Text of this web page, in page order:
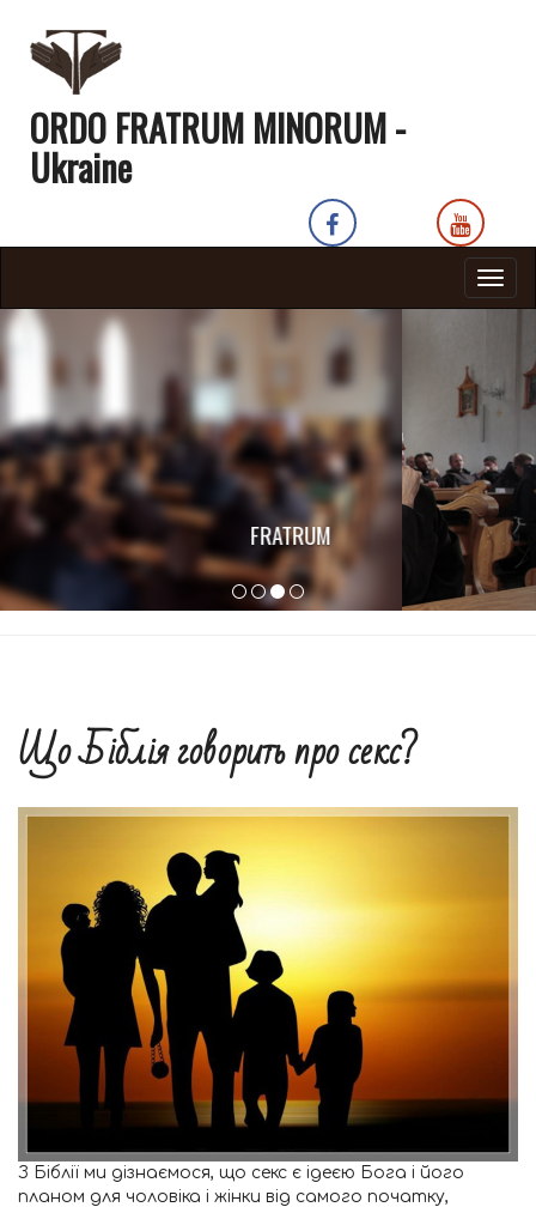
ORDO FRATRUM MINORUM -
Ukraine
MINORUM
Що Біблія говорить про секс?
З Біблії ми дізнаємося, що секс є ідеєю Бога і його
планом для чоловіка і жінки від самого початку,